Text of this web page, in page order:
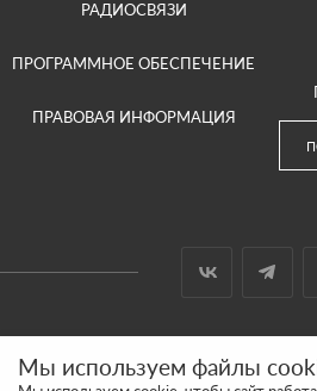
РАДИОСВЯЗИ
ПРОГРАММНОЕ ОБЕСПЕЧЕНИЕ
ПРАВОВАЯ ИНФОРМАЦИЯ
Мы используем файлы